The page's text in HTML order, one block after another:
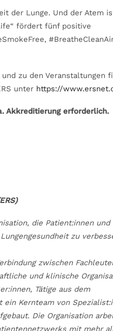
der Lunge. Und der Atem
fördert fünf positive
zu den Veranstaltungen
unter https://
Akkreditierung erforderlich.
die Patient:innen und
zu
zwischen
und klinische
Tätige aus dem
ein Kernteam von
Die Organisation
mit mehr